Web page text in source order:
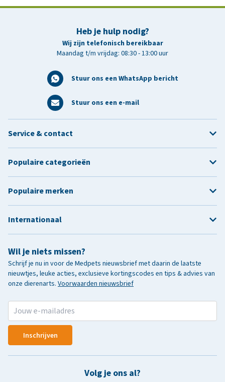
Heb je hulp nodig?
Wij zijn telefonisch bereikbaar
Maandag t/m vrijdag: 08:30 - 13:00 uur
Stuur ons een WhatsApp bericht
Stuur ons een e-mail
Wil je niets missen?
Schrijf je nu in voor de Medpets nieuwsbrief met daarin de laatste
nieuwtjes, leuke acties, exclusieve kortingscodes en tips & advies van
onze dierenarts. Voorwaarden nieuwsbrief
Inschrijven
Volg je ons al?
Service & contact
Populaire categorieën
Populaire merken
Internationaal